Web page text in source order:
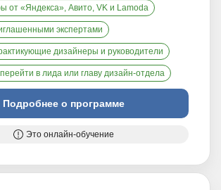
от «Яндекса», Авито, VK и Lamoda
экспертами
дизайнеры и руководители
в лида или главу дизайн-отдела
Подробнее о программе
Это онлайн-обучение